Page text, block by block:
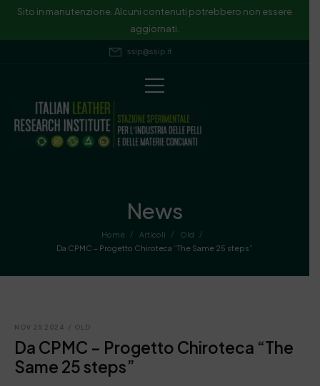
Sito in manutenzione. Alcuni contenuti potrebbero non essere
aggiornati.
ssip@ssip.it
News
Home / Articoli / Old
/
Da CPMC – Progetto Chiroteca “The Same 25 steps”
NOV 25 2024 / OLD
Da CPMC – Progetto Chiroteca “The
Same 25 steps”